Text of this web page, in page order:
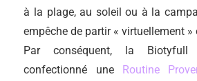
à la plage, au soleil ou à la
empêche de partir « virtuellement »
Par conséquent, la
confectionné une Routine